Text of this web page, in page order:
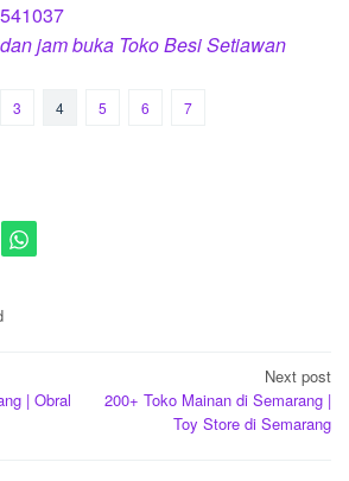
jam buka Toko Besi Setiawan
3 4 5 6 7
| Obral
Next post
200+ Toko Mainan di Semarang |
Toy Store di Semarang